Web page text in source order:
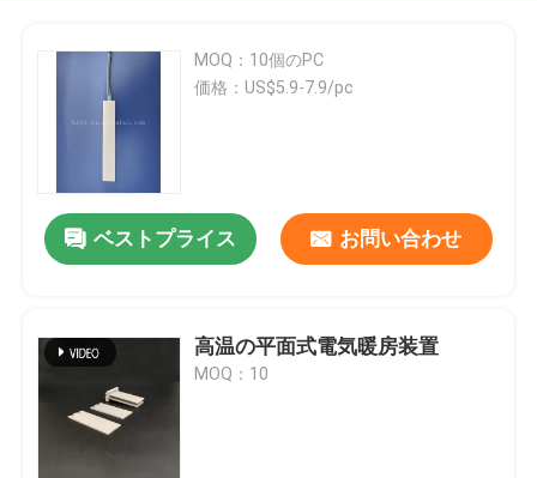
MOQ：10個のPC
価格：US$5.9-7.9/pc
ベストプライス お問い合わせ
高温の平面式電気暖房装置
MOQ：10